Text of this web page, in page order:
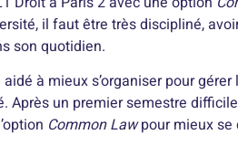
il faut être très discipliné,
son quotidien.
aidé à mieux s’organiser pour
Après un premier semestre
Common Lawpour mieux